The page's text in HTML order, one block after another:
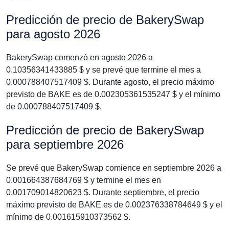
Predicción de precio de BakerySwap
para agosto 2026
BakerySwap comenzó en agosto 2026 a
0.10356341433885 $ y se prevé que termine el mes a
0.000788407517409 $. Durante agosto, el precio máximo
previsto de BAKE es de 0.002305361535247 $ y el mínimo
de 0.000788407517409 $.
Predicción de precio de BakerySwap
para septiembre 2026
Se prevé que BakerySwap comience en septiembre 2026 a
0.001664387684769 $ y termine el mes en
0.001709014820623 $. Durante septiembre, el precio
máximo previsto de BAKE es de 0.002376338784649 $ y el
mínimo de 0.001615910373562 $.